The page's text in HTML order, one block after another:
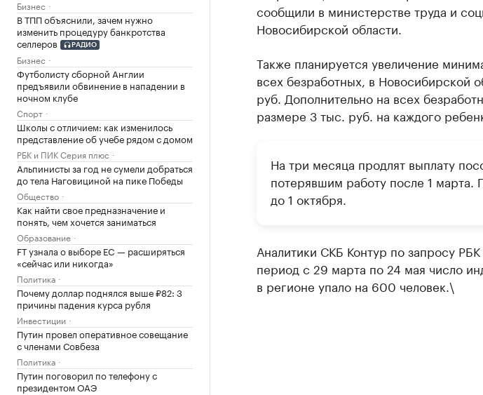
Бизнес
В ТПП объяснили, зачем нужно
изменить процедуру банкротства
селлеров
РАДИО
Бизнес
Футболисту сборной Англии
предъявили обвинение в нападении в
ночном клубе
Спорт
Школы с отличием: как изменилось
представление об учебе рядом с домом
РБК и ПИК Серия плюс
Альпинисты за год не сумели добраться
до тела Наговициной на пике Победы
Общество
Как найти свое предназначение и
понять, чем хочется заниматься
Образование
FT узнала о выборе ЕС — расширяться
«сейчас или никогда»
Политика
Почему доллар поднялся выше ₽82: 3
причины падения курса рубля
Инвестиции
Путин провел оперативное совещание
с членами Совбеза
Политика
Путин поговорил по телефону с
президентом ОАЭ
сообщили в министерстве труда и
Новосибирской области.
Также планируется увеличение
всех безработных, в Новосибирской
руб. Дополнительно на всех
размере 3 тыс. руб. на каждого
На три месяца продлят выплату
потерявшим работу после 1 марта.
до 1 октября.
Аналитики СКБ Контур по запросу
период с 29 марта по 24 мая число
в регионе упало на 600 человек.\